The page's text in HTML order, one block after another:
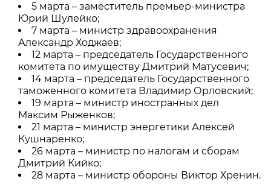
5 марта – заместитель премьер-министра
Юрий Шулейко;
7 марта – министр здравоохранения
Александр Ходжаев;
12 марта – председатель Государственного
комитета по имуществу Дмитрий Матусевич;
14 марта – председатель Государственного
таможенного комитета Владимир Орловский;
19 марта – министр иностранных дел
Максим Рыженков;
21 марта – министр энергетики Алексей
Кушнаренко;
26 марта – министр по налогам и сборам
Дмитрий Кийко;
28 марта – министр обороны Виктор Хренин.